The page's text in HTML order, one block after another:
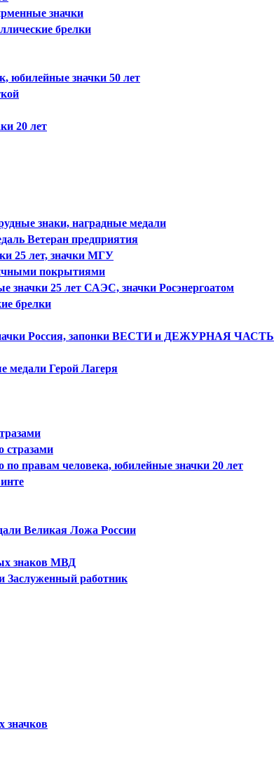
значки
брелки
юбилейные значки 50 лет
20 лет
знаки, наградные медали
Ветеран предприятия
25 лет, значки МГУ
покрытиями
25 лет САЭС, значки Росэнергоатом
брелки
Россия, запонки ВЕСТИ и ДЕЖУРНАЯ ЧАСТЬ
медали Герой Лагеря
стразами
правам человека, юбилейные значки 20 лет
Великая Ложа России
знаков МВД
Заслуженный работник
значков